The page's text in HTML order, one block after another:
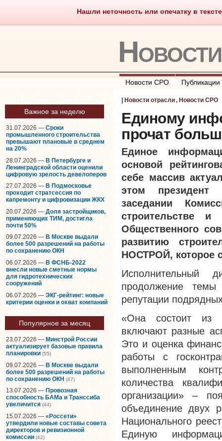
Нашли неточность или опечатку в
Саморегулирование Что
Новости СРО Публикации
Важное за неделю
31.07.2026 — Сроки
промышленного строительства
превышают плановые в среднем
на 20%
28.07.2026 — В Петербурге и
Ленинградской области оценили
цифровую зрелость девелоперов
27.07.2026 — В Подмосковье
проходит стратсессия по
капремонту и цифровизации ЖКХ
20.07.2026 — Доля застройщиков,
применяющих ТИМ, достигла
почти 50%
09.07.2026 — В Москве выдали
более 500 разрешений на работы
по сохранению ОКН
06.07.2026 — В ФСНБ-2022
внесли новые сметные нормы
для гидротехнических
сооружений
06.07.2026 — ЭКГ-рейтинг: новые
критерии оценки и охват компаний
Популярное за месяц
23.07.2026 — Минстрой России
актуализирует базовые правила
планировки (55)
09.07.2026 — В Москве выдали
более 500 разрешений на работы
по сохранению ОКН (47)
13.07.2026 — Провозная
способность БАМа и Транссиба
увеличится (44)
15.07.2026 — «Россети»
утвердили новые составы совета
директоров и ревизионной
комиссии (42)
Новости отрасли, Новости СРО
Единому
прочат
Единое
основой
себе массив
этом
заседании
строительстве и
Общественного
развитию
НОСТРОЙ, которое
Исполнительный
продолжение
репутации
«Она состоит из
включают разные
Это и оценка
работы с
выполненным
количества
организации» –
объединение двух
Национального
Единую